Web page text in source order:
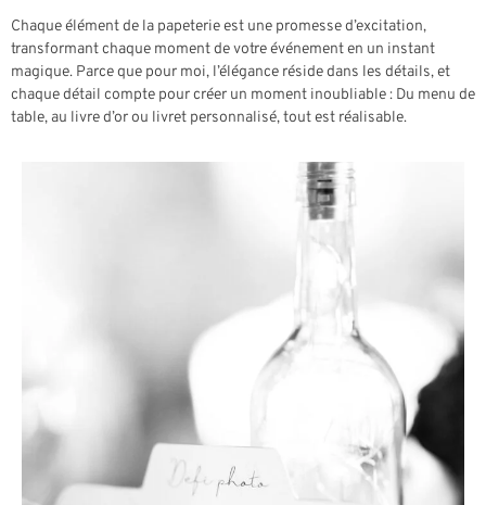
Chaque élément de la papeterie est une promesse d’excitation,
transformant chaque moment de votre événement en un instant
magique. Parce que pour moi, l’élégance réside dans les détails, et
chaque détail compte pour créer un moment inoubliable : Du menu de
table, au livre d’or ou livret personnalisé, tout est réalisable.